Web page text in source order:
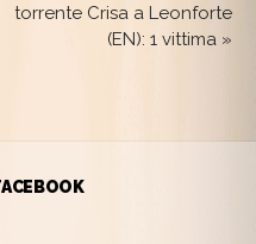
torrente Crisa a Leonforte
(EN): 1 vittima »